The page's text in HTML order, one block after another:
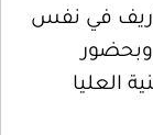
المظاريف في نفس
12 ظهراً ، وبحضور
العليا